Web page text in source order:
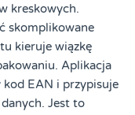
kreskowych.
skomplikowane
kieruje wiązkę
Aplikacja
kod EAN i przypisuje
Jest to